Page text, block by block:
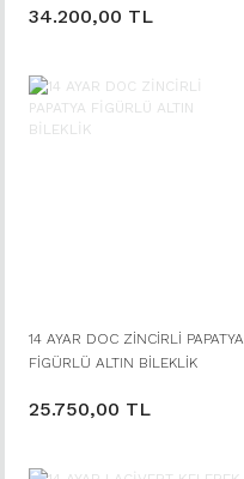
34.200,00 TL
14 AYAR DOC ZİNCİRLİ PAPATYA
FİGÜRLÜ ALTIN BİLEKLİK
25.750,00 TL